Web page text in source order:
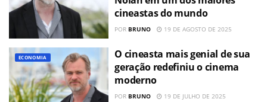
cineastas do mundo
POR BRUNO 19 DE AGOSTO DE 2025
ECONOMIA
O cineasta mais genial de sua
geração redefiniu o cinema
moderno
POR BRUNO 19 DE JULHO DE 2025